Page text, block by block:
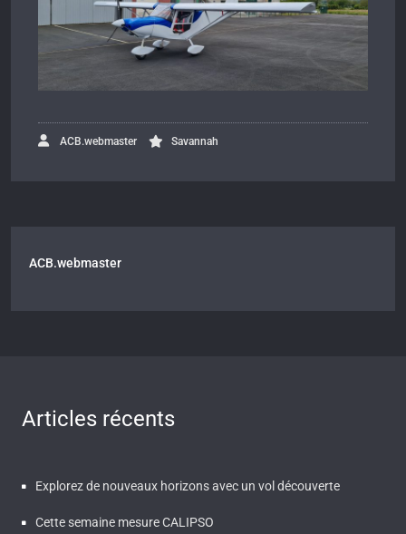
ACB.webmaster Savannah
ACB.webmaster
Articles récents
Explorez de nouveaux horizons avec un vol découverte
Cette semaine mesure CALIPSO